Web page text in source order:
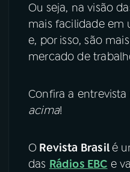
Ou seja, na visão
mais facilidade em
e, por isso, são
mercado de
Confira a
acima!
O Revista Brasilé
das Rádios EBC e